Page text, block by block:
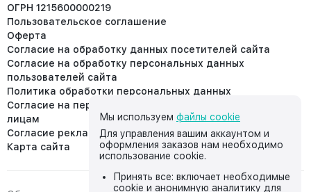
ОГРН 1215600000219
Пользовательское соглашение
Оферта
Согласие на обработку данных посетителей сайта
Согласие на обработку персональных данных
пользователей сайта
Политика обработки персональных данных
Согласие на передачу персональных данных третьим
лицам
Согласие реклама
Карта сайта
Мы используем файлы cookie
Для управления вашим аккаунтом и
оформления заказов нам необходимо
использование cookie.
Принять все: включает необходимые
cookie и анонимную аналитику для